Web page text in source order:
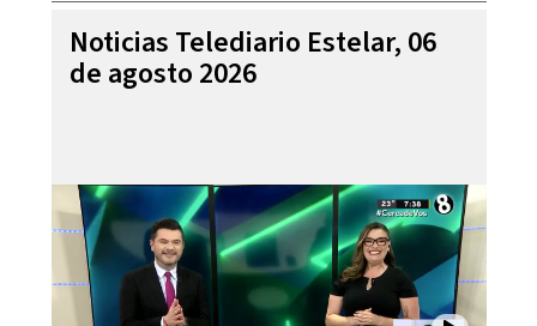
Noticias Telediario Estelar, 06
de agosto 2026